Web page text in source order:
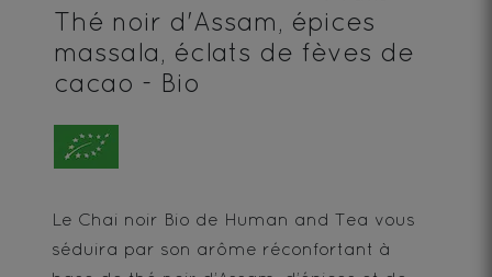
Thé noir d'Assam, épices
massala, éclats de fèves de
cacao - Bio
Le Chai noir Bio de Human and Tea vous
séduira par son arôme réconfortant à